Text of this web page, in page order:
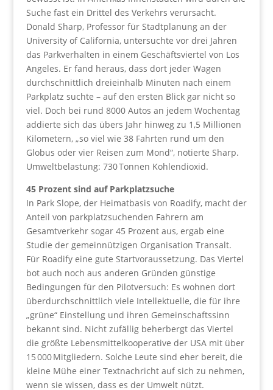
Suche fast ein Drittel des Verkehrs verursacht.
Donald Sharp, Professor für Stadtplanung an der
University of California, untersuchte vor drei Jahren
das Parkverhalten in einem Geschäftsviertel von Los
Angeles. Er fand heraus, dass dort jeder Wagen
durchschnittlich dreieinhalb Minuten nach einem
Parkplatz suchte – auf den ersten Blick gar nicht so
viel. Doch bei rund 8000 Autos an jedem Wochentag
addierte sich das übers Jahr hinweg zu 1,5 Millionen
Kilometern, „so viel wie 38 Fahrten rund um den
Globus oder vier Reisen zum Mond“, notierte Sharp.
Umweltbelastung: 730 Tonnen Kohlendioxid.
45 Prozent sind auf Parkplatzsuche
In Park Slope, der Heimatbasis von Roadify, macht der
Anteil von parkplatzsuchenden Fahrern am
Gesamtverkehr sogar 45 Prozent aus, ergab eine
Studie der gemeinnützigen Organisation Transalt.
Für Roadify eine gute Startvoraussetzung. Das Viertel
bot auch noch aus anderen Gründen günstige
Bedingungen für den Pilotversuch: Es wohnen dort
überdurchschnittlich viele Intellektuelle, die für ihre
„grüne“ Einstellung und ihren Gemeinschaftssinn
bekannt sind. Nicht zufällig beherbergt das Viertel
die größte Lebensmittelkooperative der USA mit über
15 000 Mitgliedern. Solche Leute sind eher bereit, die
kleine Mühe einer Textnachricht auf sich zu nehmen,
wenn sie wissen, dass es der Umwelt nützt.